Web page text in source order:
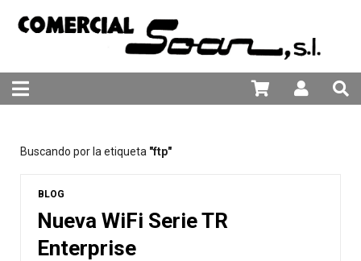
Buscando por la etiqueta "ftp"
Nueva WiFi Serie TR
Enterprise
BLOG